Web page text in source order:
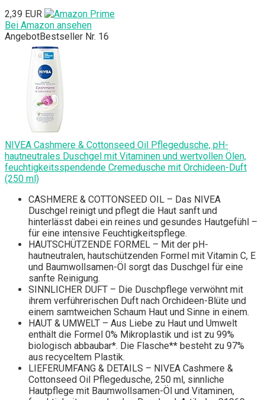
2,39 EUR
Bei Amazon ansehen
AngebotBestseller Nr. 16
NIVEA Cashmere & Cottonseed Oil Pflegedusche, pH-
hautneutrales Duschgel mit Vitaminen und wertvollen Ölen,
feuchtigkeitsspendende Cremedusche mit Orchideen-Duft
(250 ml)
CASHMERE & COTTONSEED OIL – Das NIVEA
Duschgel reinigt und pflegt die Haut sanft und
hinterlässt dabei ein reines und gesundes Hautgefühl –
für eine intensive Feuchtigkeitspflege.
HAUTSCHÜTZENDE FORMEL – Mit der pH-
hautneutralen, hautschützenden Formel mit Vitamin C, E
und Baumwollsamen-Öl sorgt das Duschgel für eine
sanfte Reinigung.
SINNLICHER DUFT – Die Duschpflege verwöhnt mit
ihrem verführerischen Duft nach Orchideen-Blüte und
einem samtweichen Schaum Haut und Sinne in einem.
HAUT & UMWELT – Aus Liebe zu Haut und Umwelt
enthält die Formel 0% Mikroplastik und ist zu 99%
biologisch abbaubar*. Die Flasche** besteht zu 97%
aus recyceltem Plastik.
LIEFERUMFANG & DETAILS – NIVEA Cashmere &
Cottonseed Oil Pflegedusche, 250 ml, sinnliche
Hautpflege mit Baumwollsamen-Öl und Vitaminen,